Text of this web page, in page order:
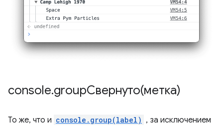
console.groupСвернуто(метка)
То же, что и console.group(label) , за исключением